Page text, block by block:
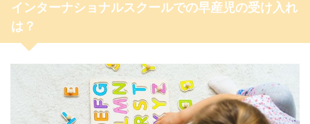
インターナショナルスクールでの早産児の受け入れ
は？